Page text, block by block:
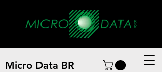
Micro Data BR